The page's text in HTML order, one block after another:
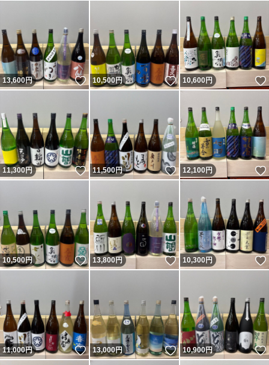
13,600円 いいね！
10,500円 いいね！
10,600円
11,300円 いいね！
11,500円 いいね！
12,100円
10,500円 いいね！
13,800円 いいね！
10,300円
11,000円 いいね！
13,000円 いいね！
10,900円